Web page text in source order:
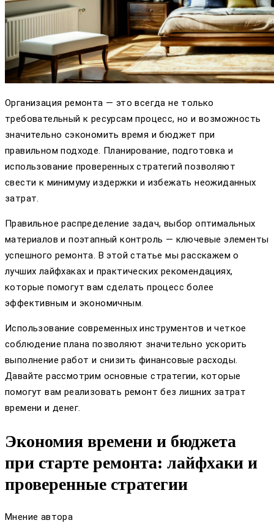
Организация ремонта — это всегда не только
требовательный к ресурсам процесс, но и возможность
значительно сэкономить время и бюджет при
правильном подходе. Планирование, подготовка и
использование проверенных стратегий позволяют
свести к минимуму издержки и избежать неожиданных
затрат.
Правильное распределение задач, выбор оптимальных
материалов и поэтапный контроль — ключевые элементы
успешного ремонта. В этой статье мы расскажем о
лучших лайфхаках и практических рекомендациях,
которые помогут вам сделать процесс более
эффективным и экономичным.
Использование современных инструментов и четкое
соблюдение плана позволяют значительно ускорить
выполнение работ и снизить финансовые расходы.
Давайте рассмотрим основные стратегии, которые
помогут вам реализовать ремонт без лишних затрат
времени и денег.
Экономия времени и бюджета
при старте ремонта: лайфхаки и
проверенные стратегии
Мнение автора